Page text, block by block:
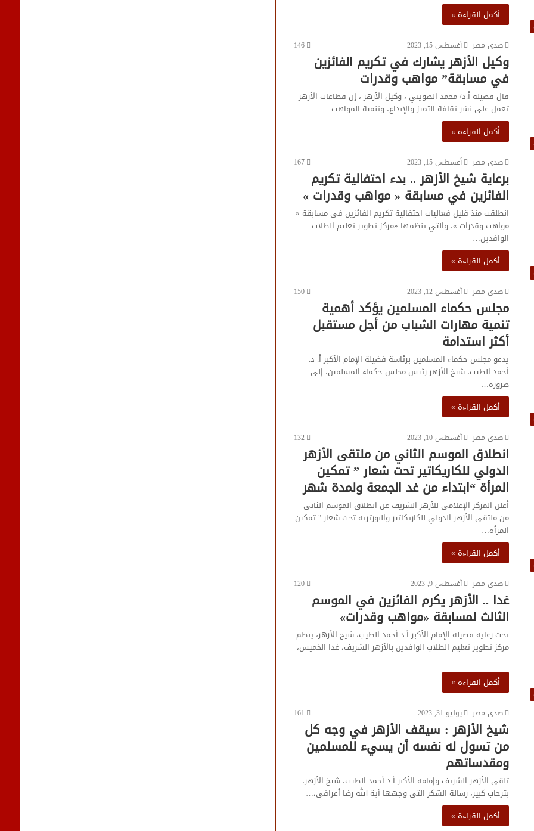
أكمل القراءة »
صدى مصر
أغسطس 15, 2023 146
وكيل الأزهر يشارك في تكريم الفائزين
في مسابقة” مواهب وقدرات
قال فضيلة أ.د/ محمد الضويني ، وكيل الأزهر ، إن قطاعات الأزهر
تعمل على نشر ثقافة التميز والإبداع، وتنمية المواهب…
أكمل القراءة »
صدى مصر
أغسطس 15, 2023 167
برعاية شيخ الأزهر .. بدء احتفالية تكريم
الفائزين في مسابقة « مواهب وقدرات »
انطلقت منذ قليل فعاليات احتفالية تكريم الفائزين في مسابقة «
مواهب وقدرات »، والتي ينظمها «مركز تطوير تعليم الطلاب
الوافدين…
أكمل القراءة »
صدى مصر
أغسطس 12, 2023 150
مجلس حكماء المسلمين يؤكد أهمية
تنمية مهارات الشباب من أجل مستقبل
أكثر استدامة
يدعو مجلس حكماء المسلمين برئاسة فضيلة الإمام الأكبر أ. د.
أحمد الطيب، شيخ الأزهر رئيس مجلس حكماء المسلمين، إلى
ضرورة…
أكمل القراءة »
صدى مصر
أغسطس 10, 2023 132
انطلاق الموسم الثاني من ملتقى الأزهر
الدولي للكاريكاتير تحت شعار ” تمكين
المرأة “ابتداء من غد الجمعة ولمدة شهر
أعلن المركز الإعلامي للأزهر الشريف عن انطلاق الموسم الثاني
من ملتقى الأزهر الدولي للكاريكاتير والبورتريه تحت شعار " تمكين
المرأة…
أكمل القراءة »
صدى مصر
أغسطس 9, 2023 120
غدا .. الأزهر يكرم الفائزين في الموسم
الثالث لمسابقة «مواهب وقدرات»
تحت رعاية فضيلة الإمام الأكبر أ.د أحمد الطيب، شيخ الأزهر، ينظم
مركز تطوير تعليم الطلاب الوافدين بالأزهر الشريف، غدا الخميس،
…
أكمل القراءة »
صدى مصر
يوليو 31, 2023 161
شيخ الأزهر : سيقف الأزهر في وجه كل
من تسول له نفسه أن يسيء للمسلمين
ومقدساتهم
تلقى الأزهر الشريف وإمامه الأكبر أ.د أحمد الطيب، شيخ الأزهر،
بترحاب كبير، رسالة الشكر التي وجهها آية الله رضا أعرافي،…
أكمل القراءة »